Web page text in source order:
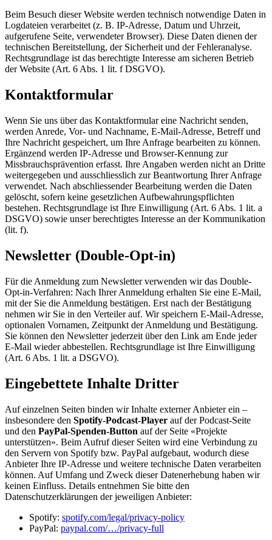
Beim Besuch dieser Website werden technisch notwendige Daten in
Logdateien verarbeitet (z. B. IP-Adresse, Datum und Uhrzeit,
aufgerufene Seite, verwendeter Browser). Diese Daten dienen der
technischen Bereitstellung, der Sicherheit und der Fehleranalyse.
Rechtsgrundlage ist das berechtigte Interesse am sicheren Betrieb
der Website (Art. 6 Abs. 1 lit. f DSGVO).
Kontaktformular
Wenn Sie uns über das Kontaktformular eine Nachricht senden,
werden Anrede, Vor- und Nachname, E-Mail-Adresse, Betreff und
Ihre Nachricht gespeichert, um Ihre Anfrage bearbeiten zu können.
Ergänzend werden IP-Adresse und Browser-Kennung zur
Missbrauchsprävention erfasst. Ihre Angaben werden nicht an Dritte
weitergegeben und ausschliesslich zur Beantwortung Ihrer Anfrage
verwendet. Nach abschliessender Bearbeitung werden die Daten
gelöscht, sofern keine gesetzlichen Aufbewahrungspflichten
bestehen. Rechtsgrundlage ist Ihre Einwilligung (Art. 6 Abs. 1 lit. a
DSGVO) sowie unser berechtigtes Interesse an der Kommunikation
(lit. f).
Newsletter (Double-Opt-in)
Für die Anmeldung zum Newsletter verwenden wir das Double-
Opt-in-Verfahren: Nach Ihrer Anmeldung erhalten Sie eine E-Mail,
mit der Sie die Anmeldung bestätigen. Erst nach der Bestätigung
nehmen wir Sie in den Verteiler auf. Wir speichern E-Mail-Adresse,
optionalen Vornamen, Zeitpunkt der Anmeldung und Bestätigung.
Sie können den Newsletter jederzeit über den Link am Ende jeder
E-Mail wieder abbestellen. Rechtsgrundlage ist Ihre Einwilligung
(Art. 6 Abs. 1 lit. a DSGVO).
Eingebettete Inhalte Dritter
Auf einzelnen Seiten binden wir Inhalte externer Anbieter ein –
insbesondere den Spotify-Podcast-Player auf der Podcast-Seite
und den PayPal-Spenden-Button auf der Seite «Projekte
unterstützen». Beim Aufruf dieser Seiten wird eine Verbindung zu
den Servern von Spotify bzw. PayPal aufgebaut, wodurch diese
Anbieter Ihre IP-Adresse und weitere technische Daten verarbeiten
können. Auf Umfang und Zweck dieser Datenerhebung haben wir
keinen Einfluss. Details entnehmen Sie bitte den
Datenschutzerklärungen der jeweiligen Anbieter:
Spotify: spotify.com/legal/privacy-policy
PayPal: paypal.com/…/privacy-full